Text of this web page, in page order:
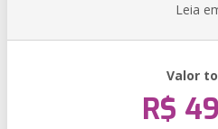
Leia
Valor
R$